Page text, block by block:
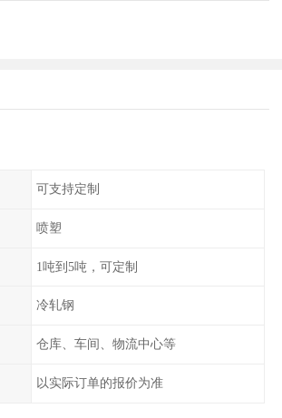
可支持定制
喷塑
1吨到5吨，可定制
冷轧钢
仓库、车间、物流中心等
以实际订单的报价为准